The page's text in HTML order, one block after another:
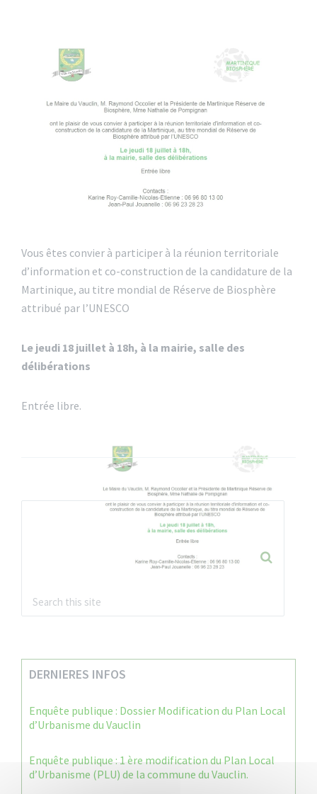
Vous êtes convier à participer à la réunion territoriale
d’information et co-construction de la candidature de la
Martinique, au titre mondial de Réserve de Biosphère
attribué par l’UNESCO
Le jeudi 18 juillet à 18h, à la mairie, salle des
délibérations
Entrée libre.
DERNIERES INFOS
Enquête publique : Dossier Modification du Plan Local
d’Urbanisme du Vauclin
Enquête publique : 1 ère modification du Plan Local
d’Urbanisme (PLU) de la commune du Vauclin.